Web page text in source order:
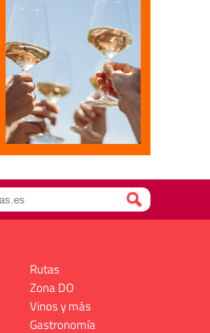
Rutas
Zona DO
Vinos y más
Gastronomía